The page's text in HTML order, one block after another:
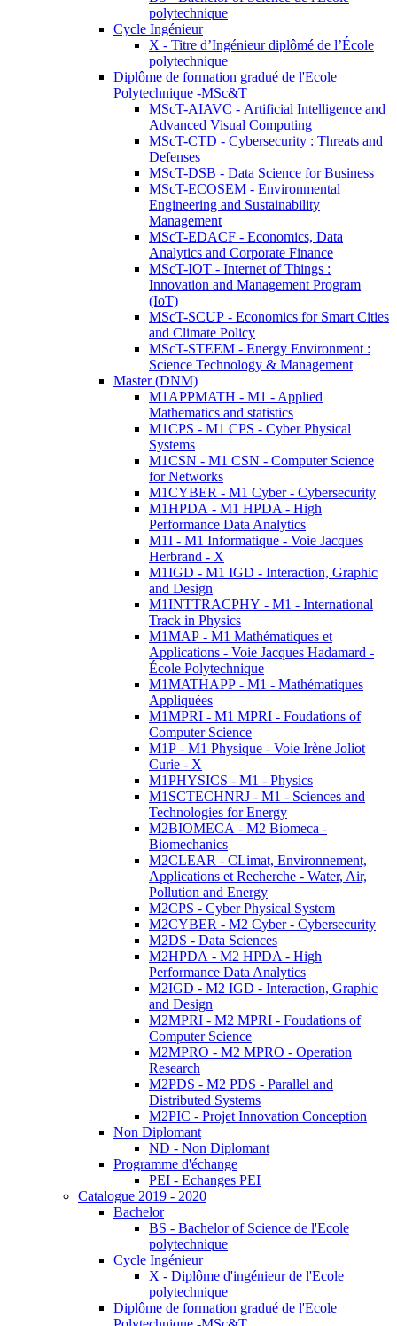
polytechnique
Cycle Ingénieur
X - Titre d’Ingénieur diplômé de l’École
polytechnique
Diplôme de formation gradué de l'Ecole
Polytechnique -MSc&T
MScT-AIAVC - Artificial Intelligence and
Advanced Visual Computing
MScT-CTD - Cybersecurity : Threats and
Defenses
MScT-DSB - Data Science for Business
MScT-ECOSEM - Environmental
Engineering and Sustainability
Management
MScT-EDACF - Economics, Data
Analytics and Corporate Finance
MScT-IOT - Internet of Things :
Innovation and Management Program
(IoT)
MScT-SCUP - Economics for Smart Cities
and Climate Policy
MScT-STEEM - Energy Environment :
Science Technology & Management
Master (DNM)
M1APPMATH - M1 - Applied
Mathematics and statistics
M1CPS - M1 CPS - Cyber Physical
Systems
M1CSN - M1 CSN - Computer Science
for Networks
M1CYBER - M1 Cyber - Cybersecurity
M1HPDA - M1 HPDA - High
Performance Data Analytics
M1I - M1 Informatique - Voie Jacques
Herbrand - X
M1IGD - M1 IGD - Interaction, Graphic
and Design
M1INTTRACPHY - M1 - International
Track in Physics
M1MAP - M1 Mathématiques et
Applications - Voie Jacques Hadamard -
École Polytechnique
M1MATHAPP - M1 - Mathématiques
Appliquées
M1MPRI - M1 MPRI - Foudations of
Computer Science
M1P - M1 Physique - Voie Irène Joliot
Curie - X
M1PHYSICS - M1 - Physics
M1SCTECHNRJ - M1 - Sciences and
Technologies for Energy
M2BIOMECA - M2 Biomeca -
Biomechanics
M2CLEAR - CLimat, Environnement,
Applications et Recherche - Water, Air,
Pollution and Energy
M2CPS - Cyber Physical System
M2CYBER - M2 Cyber - Cybersecurity
M2DS - Data Sciences
M2HPDA - M2 HPDA - High
Performance Data Analytics
M2IGD - M2 IGD - Interaction, Graphic
and Design
M2MPRI - M2 MPRI - Foudations of
Computer Science
M2MPRO - M2 MPRO - Operation
Research
M2PDS - M2 PDS - Parallel and
Distributed Systems
M2PIC - Projet Innovation Conception
Non Diplomant
ND - Non Diplomant
Programme d'échange
PEI - Echanges PEI
Catalogue 2019 - 2020
Bachelor
BS - Bachelor of Science de l'Ecole
polytechnique
Cycle Ingénieur
X - Diplôme d'ingénieur de l'Ecole
polytechnique
Diplôme de formation gradué de l'Ecole